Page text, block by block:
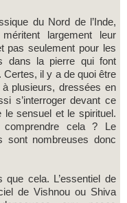
du Nord de l’Inde,
largement leur
pas seulement pour les
dans la pierre qui font
il y a de quoi être
plusieurs, dressées en
s’interroger devant ce
le sensuel et le spirituel.
comprendre cela ? Le
sont nombreuses donc
que cela. L’essentiel de
de Vishnou ou Shiva